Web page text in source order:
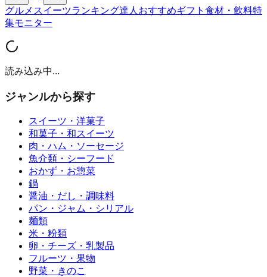
グルメ スイーツランキング達人おすすめギフト 食材・飲料特
集モニター
読み込み中...
ジャンルから探す
スイーツ・洋菓子
和菓子・和スイーツ
肉・ハム・ソーセージ
魚介類・シーフード
おかず・お惣菜
鍋
醤油・だし・調味料
パン・ジャム・シリアル
麺類
米・粉類
卵・チーズ・乳製品
フルーツ・果物
野菜・きのこ